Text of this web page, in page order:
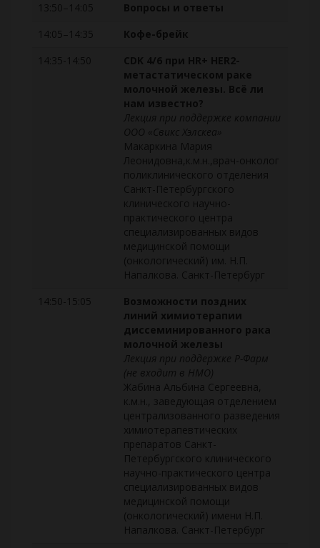
13:50–14:05
Вопросы и ответы
14:05–14:35
Кофе-брейк
14:35-14:50
CDK 4/6 при HR+ HER2-
метастатическом раке
молочной железы. Всё ли
нам известно?
Лекция при поддержке компании
ООО «Свикс Хэлскеа»
Макаркина Мария
Леонидовна,к.м.н.,врач-онколог
поликлинического отделения
Санкт-Петербургского
клинического научно-
практического центра
специализированных видов
медицинской помощи
(онкологический) им. Н.П.
Напалкова. Санкт-Петербург
14:50-15:05
Возможности поздних
линий химиотерапии
диссеминированного рака
молочной железы
Лекция при поддержке Р-Фарм
(не входит в НМО)
Жабина Альбина Сергеевна,
к.м.н., заведующая отделением
централизованного разведения
химиотерапевтических
препаратов Санкт-
Петербургского клинического
научно-практического центра
специализированных видов
медицинской помощи
(онкологический) имени Н.П.
Напалкова. Санкт-Петербург